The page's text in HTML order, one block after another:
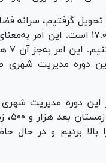
در صورتی که در حال حاضر سرانه
دوره مدیریت شهری
بردیم و در حال